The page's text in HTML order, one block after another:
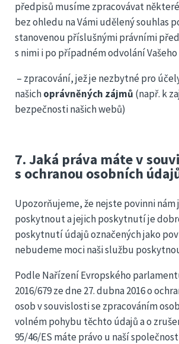
předpisů musíme zpracovávat
bez ohledu na Vámi udělený souhlas
stanovenou příslušnými právními
s nimi i po případném odvolání
– zpracování, jež je nezbytné pro
našichoprávněných zájmů (např. k
bezpečnosti našich webů)
7. Jaká práva máte v
s ochranou osobních
Upozorňujeme, že nejste povinni
poskytnout a jejich poskytnutí je
poskytnutí údajů označených jako
nebudeme moci naši službu
Podle Nařízení Evropského
2016/679 ze dne 27. dubna 2016 o
osob v souvislosti se zpracováním
volném pohybu těchto údajů a o
95/46/ES máte právo u naší